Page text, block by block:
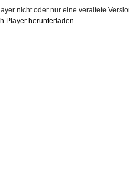
nicht oder nur eine veraltete
Player herunterladen